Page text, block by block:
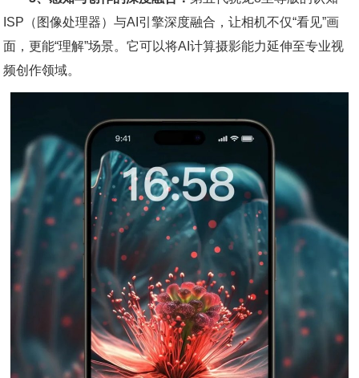
ISP（图像处理器）与AI引擎深度融合，让相机不仅“看见”画
面，更能“理解”场景。它可以将AI计算摄影能力延伸至专业视
频创作领域。